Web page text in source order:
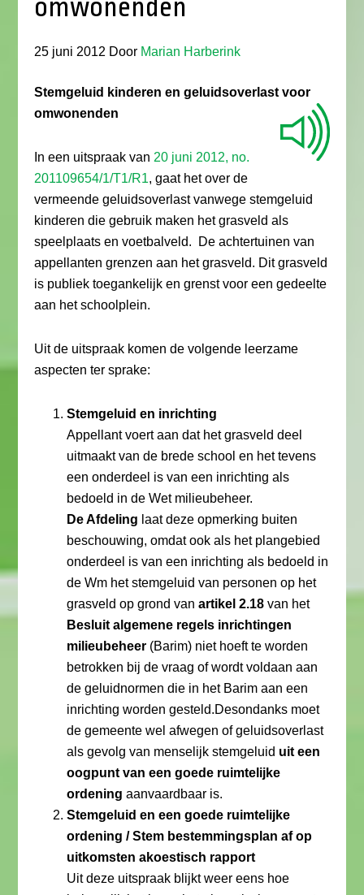
omwonenden
25 juni 2012 Door Marian Harberink
Stemgeluid kinderen en geluidsoverlast voor
omwonenden
In een uitspraak van 20 juni 2012, no.
201109654/1/T1/R1, gaat het over de
vermeende geluidsoverlast vanwege stemgeluid
kinderen die gebruik maken het grasveld als
speelplaats en voetbalveld. De achtertuinen van
appellanten grenzen aan het grasveld. Dit grasveld
is publiek toegankelijk en grenst voor een gedeelte
aan het schoolplein.
Uit de uitspraak komen de volgende leerzame
aspecten ter sprake:
Stemgeluid en inrichting
Appellant voert aan dat het grasveld deel
uitmaakt van de brede school en het tevens
een onderdeel is van een inrichting als
bedoeld in de Wet milieubeheer.
De Afdeling laat deze opmerking buiten
beschouwing, omdat ook als het plangebied
onderdeel is van een inrichting als bedoeld in
de Wm het stemgeluid van personen op het
grasveld op grond vanartikel 2.18 van het
Besluit algemene regels inrichtingen
milieubeheer (Barim) niet hoeft te worden
betrokken bij de vraag of wordt voldaan aan
de geluidnormen die in het Barim aan een
inrichting worden gesteld.Desondanks moet
de gemeente wel afwegen of geluidsoverlast
als gevolg van menselijk stemgeluid uit een
oogpunt van een goede ruimtelijke
ordening aanvaardbaar is.
Stemgeluid en een goede ruimtelijke
ordening / Stem bestemmingsplan af op
uitkomsten akoestisch rapport
Uit deze uitspraak blijkt weer eens hoe